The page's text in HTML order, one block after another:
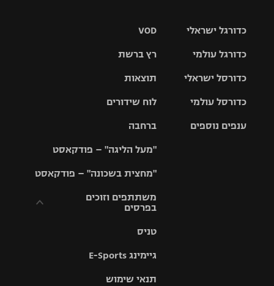
VOD
רץ ברשת
תוצאות
לוח שידורים
ברחבה
"מעל הליגה" – פודקאסט
"מחצית בשכונה" – פודקאסט
משתתפים וזוכים
בפרסים
וזוכים בפרסים
תקנון עבור פעילות
טניס
גיימינג E-Sports
תנאי שימוש
כדורגל ישראלי
גביע הטוטו
כדורגל עולמי
האלופות
ליגה
כדורסל ישראלי
סל
כדורסל עולמי
ענפים נוספים